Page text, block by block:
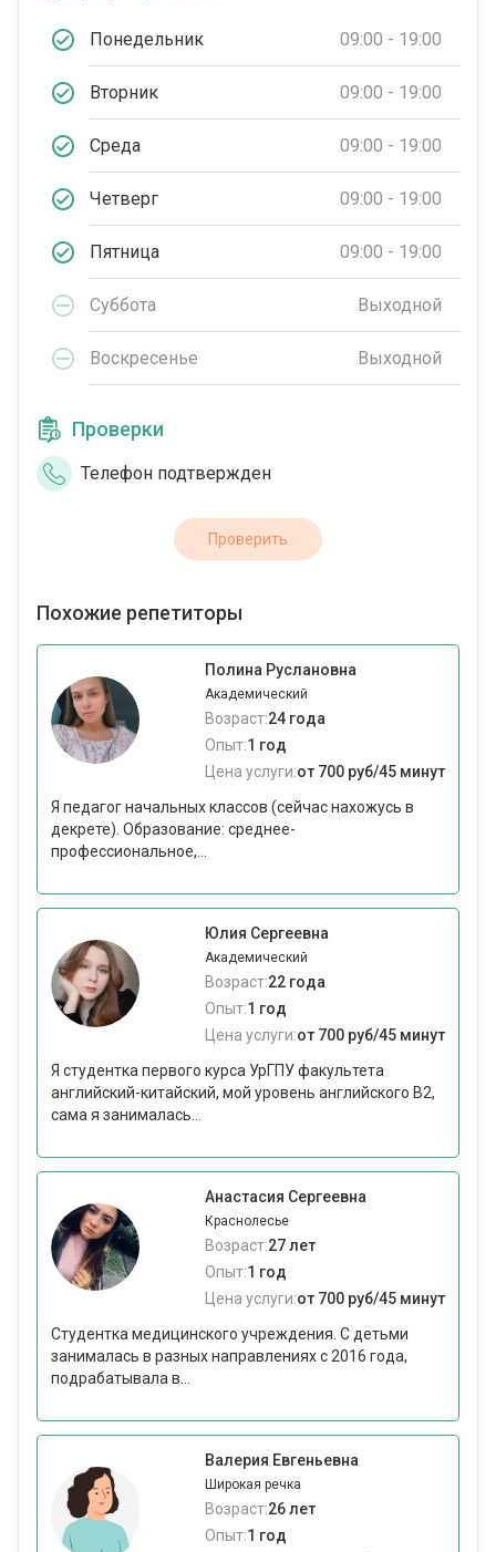
Понедельник 09:00 - 19:00
Вторник 09:00 - 19:00
Среда 09:00 - 19:00
Четверг 09:00 - 19:00
Пятница 09:00 - 19:00
Суббота Выходной
Воскресенье Выходной
Проверки
Телефон подтвержден
Проверить
Похожие репетиторы
Полина Руслановна
Академический
Возраст:24 года
Опыт:1 год
Цена услуги:от 700 руб/45 минут
Я педагог начальных классов (сейчас нахожусь в
декрете). Образование: среднее-
профессиональное,...
Юлия Сергеевна
Академический
Возраст:22 года
Опыт:1 год
Цена услуги:от 700 руб/45 минут
Я студентка первого курса УрГПУ факультета
английский-китайский, мой уровень английского В2,
сама я занималась...
Анастасия Сергеевна
Краснолесье
Возраст:27 лет
Опыт:1 год
Цена услуги:от 700 руб/45 минут
Студентка медицинского учреждения. С детьми
занималась в разных направлениях с 2016 года,
подрабатывала в...
Валерия Евгеньевна
Широкая речка
Возраст:26 лет
Опыт:1 год